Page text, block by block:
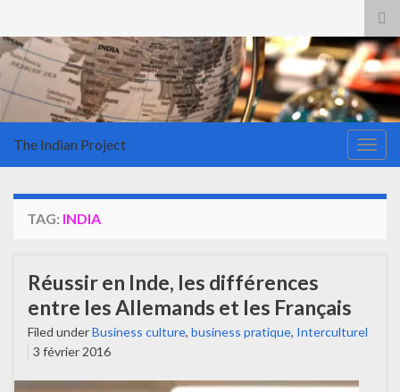
The Indian Project
TAG: INDIA
Réussir en Inde, les différences
entre les Allemands et les Français
Filed underBusiness culture, business pratique, Interculturel
3 février 2016